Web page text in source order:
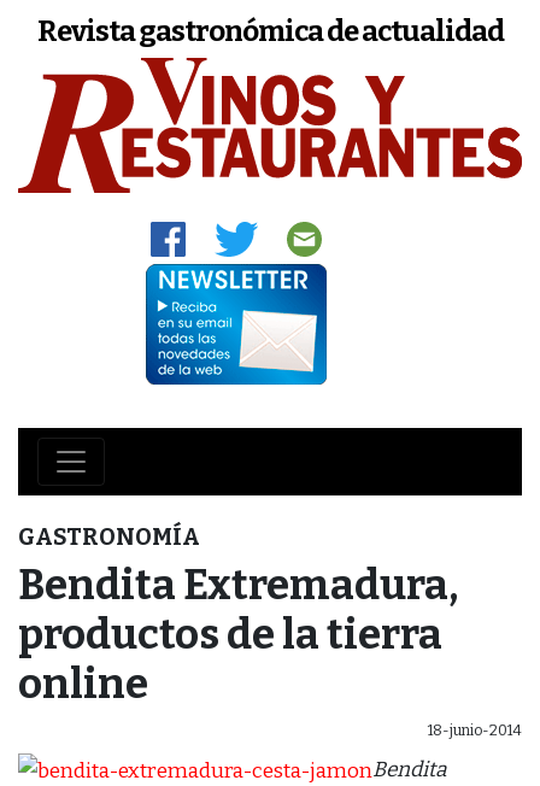
Revista gastronómica de actualidad
GASTRONOMÍA
Bendita Extremadura,
productos de la tierra
online
18-junio-2014
Bendita